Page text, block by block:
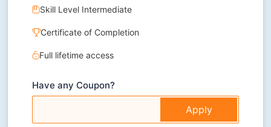
Skill Level Intermediate
Certificate of Completion
Full lifetime access
Have any Coupon?
Apply